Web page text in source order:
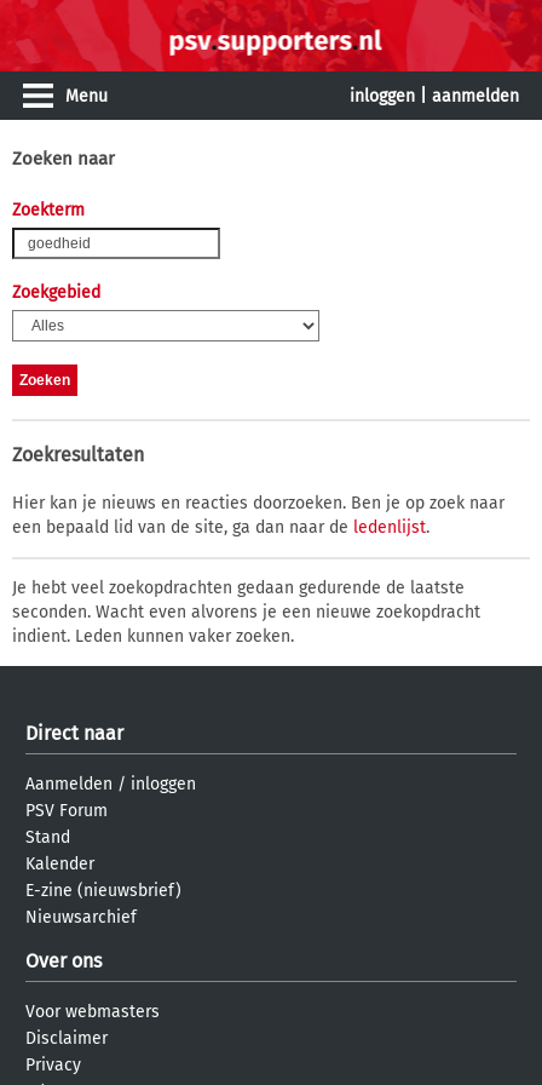
Menu inloggen aanmelden
Zoeken naar
Zoekterm
Zoekgebied
Zoekresultaten
Hier kan je nieuws en reacties doorzoeken. Ben je op zoek naar
een bepaald lid van de site, ga dan naar de ledenlijst.
Je hebt veel zoekopdrachten gedaan gedurende de laatste
seconden. Wacht even alvorens je een nieuwe zoekopdracht
indient. Leden kunnen vaker zoeken.
Direct naar
Aanmelden / inloggen
PSV Forum
Stand
Kalender
E-zine (nieuwsbrief)
Nieuwsarchief
Over ons
Voor webmasters
Disclaimer
Privacy